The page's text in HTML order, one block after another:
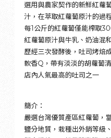
選用與農家契作的新鮮紅蘿
汁，在萃取紅蘿蔔原汁的過
每1公斤的紅蘿蔔僅能榨取
紅蘿蔔原汁與牛乳、奶油混
歷經三次發酵後，吐司烤焙
軟香Q，帶有淡淡的胡蘿蔔
店內人氣最高的吐司之一
簡介：
嚴選台灣優質產區紅蘿蔔，
鹽分地質，栽種出外銷等級